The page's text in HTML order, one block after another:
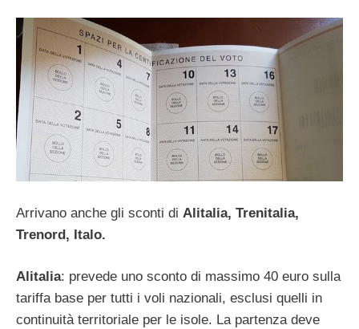
Arrivano anche gli sconti di Alitalia, Trenitalia,
Trenord, Italo.
Alitalia: prevede uno sconto di massimo 40 euro sulla
tariffa base per tutti i voli nazionali, esclusi quelli in
continuità territoriale per le isole. La partenza deve